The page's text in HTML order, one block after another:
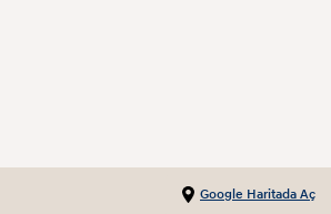
Google Haritada Aç